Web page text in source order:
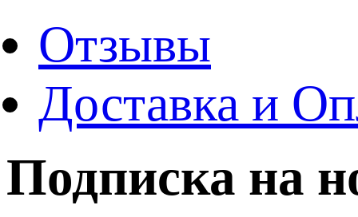
Отзывы
Доставка и
Подписка на